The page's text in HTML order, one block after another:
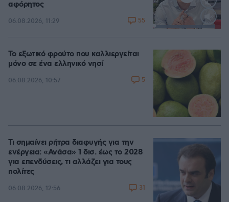
Loaded
αφόρητος
06.08.2026, 11:29 55
Το εξωτικό φρούτο που καλλιεργείται
μόνο σε ένα ελληνικό νησί
06.08.2026, 10:57 5
Τι σημαίνει ρήτρα διαφυγής για την
ενέργεια: «Ανάσα» 1 δισ. έως το 2028
για επενδύσεις, τι αλλάζει για τους
πολίτες
06.08.2026, 12:56 31